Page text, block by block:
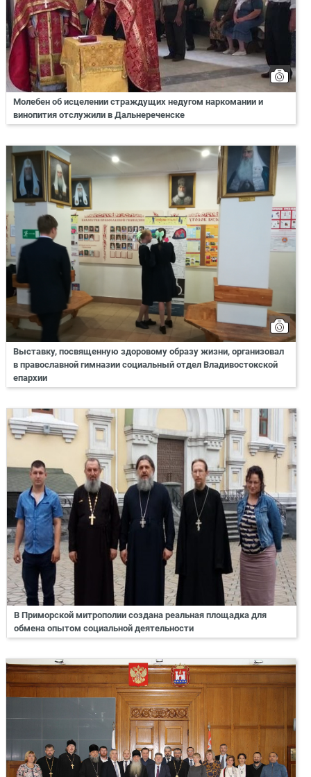
Молебен об исцелении страждущих недугом наркомании и
винопития отслужили в Дальнереченске
Выставку, посвященную здоровому образу жизни, организовал
в православной гимназии социальный отдел Владивостокской
епархии
В Приморской митрополии создана реальная площадка для
обмена опытом социальной деятельности